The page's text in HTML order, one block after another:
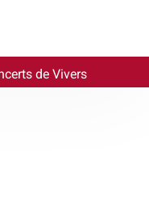
de Vivers